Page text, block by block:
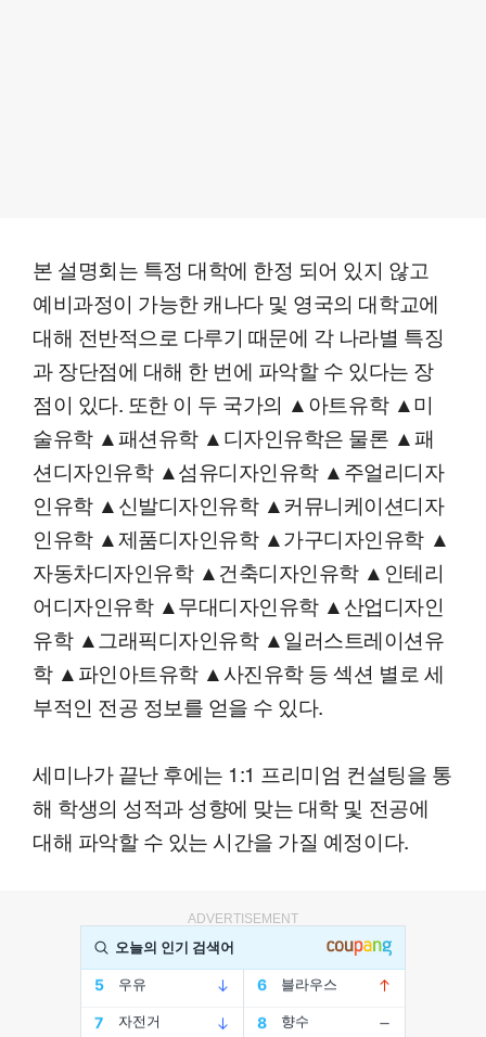
본 설명회는 특정 대학에 한정 되어 있지 않고
예비과정이 가능한 캐나다 및 영국의 대학교에
대해 전반적으로 다루기 때문에 각 나라별 특징
과 장단점에 대해 한 번에 파악할 수 있다는 장
점이 있다. 또한 이 두 국가의 ▲아트유학 ▲미
술유학 ▲패션유학 ▲디자인유학은 물론 ▲패
션디자인유학 ▲섬유디자인유학 ▲주얼리디자
인유학 ▲신발디자인유학 ▲커뮤니케이션디자
인유학 ▲제품디자인유학 ▲가구디자인유학 ▲
자동차디자인유학 ▲건축디자인유학 ▲인테리
어디자인유학 ▲무대디자인유학 ▲산업디자인
유학 ▲그래픽디자인유학 ▲일러스트레이션유
학 ▲파인아트유학 ▲사진유학 등 섹션 별로 세
부적인 전공 정보를 얻을 수 있다.
세미나가 끝난 후에는 1:1 프리미엄 컨설팅을 통
해 학생의 성적과 성향에 맞는 대학 및 전공에
대해 파악할 수 있는 시간을 가질 예정이다.
ADVERTISEMENT